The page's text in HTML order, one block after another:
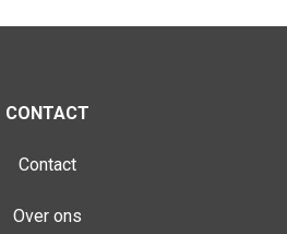
CONTACT
Contact
Over ons